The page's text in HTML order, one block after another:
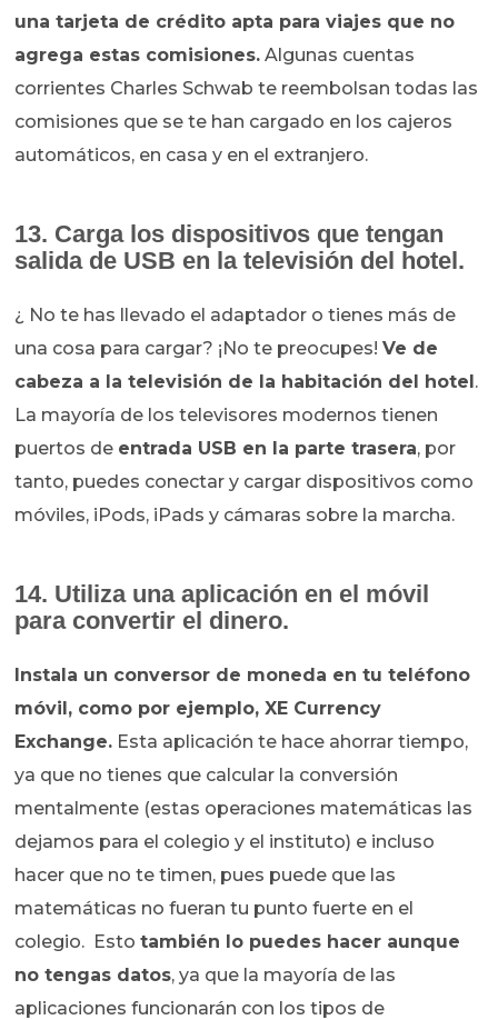
una tarjeta de crédito apta para viajes que no
agrega estas comisiones. Algunas cuentas
corrientes Charles Schwab te reembolsan todas las
comisiones que se te han cargado en los cajeros
automáticos, en casa y en el extranjero.
13. Carga los dispositivos que tengan
salida de USB en la televisión del hotel.
¿ No te has llevado el adaptador o tienes más de
una cosa para cargar? ¡No te preocupes!Ve de
cabeza a la televisión de la habitación del hotel.
La mayoría de los televisores modernos tienen
puertos de entrada USB en la parte trasera, por
tanto, puedes conectar y cargar dispositivos como
móviles, iPods, iPads y cámaras sobre la marcha.
14. Utiliza una aplicación en el móvil
para convertir el dinero.
Instala un conversor de moneda en tu teléfono
móvil, como por ejemplo, XE Currency
Exchange. Esta aplicación te hace ahorrar tiempo,
ya que no tienes que calcular la conversión
mentalmente (estas operaciones matemáticas las
dejamos para el colegio y el instituto) e incluso
hacer que no te timen, pues puede que las
matemáticas no fueran tu punto fuerte en el
colegio. Estotambién lo puedes hacer aunque
no tengas datos, ya que la mayoría de las
aplicaciones funcionarán con los tipos de